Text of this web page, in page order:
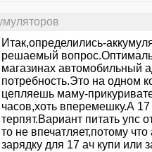
Итак,определились-
решаемый
магазинах автомобильный
потребность.Это на одном
цепляешь маму-
часов,хоть вперемешку.А
терпят.Вариант питать упс
то не впечатляет,потому
зарядку для 17 ач купи или